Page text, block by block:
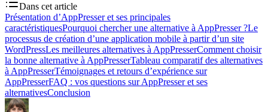
Dans cet article
Présentation d’AppPresser et ses principales
caractéristiquesPourquoi chercher une alternative à AppPresser ?Le
processus de création d’une application mobile à partir d’un site
WordPressLes meilleures alternatives à AppPresserComment choisir
la bonne alternative à AppPresserTableau comparatif des alternatives
à AppPresserTémoignages et retours d’expérience sur
AppPresserFAQ : vos questions sur AppPresser et ses
alternativesConclusion